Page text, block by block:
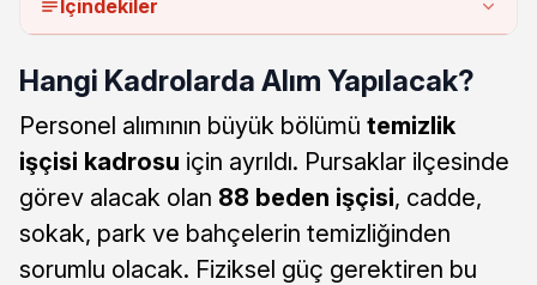
İçindekiler
Hangi Kadrolarda Alım Yapılacak?
Personel alımının büyük bölümü temizlik
işçisi kadrosu için ayrıldı. Pursaklar ilçesinde
görev alacak olan 88 beden işçisi, cadde,
sokak, park ve bahçelerin temizliğinden
sorumlu olacak. Fiziksel güç gerektiren bu